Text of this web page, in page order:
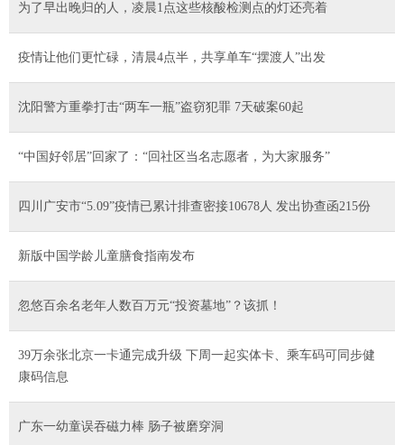
为了早出晚归的人，凌晨1点这些核酸检测点的灯还亮着
疫情让他们更忙碌，清晨4点半，共享单车“摆渡人”出发
沈阳警方重拳打击“两车一瓶”盗窃犯罪 7天破案60起
“中国好邻居”回家了：“回社区当名志愿者，为大家服务”
四川广安市“5.09”疫情已累计排查密接10678人 发出协查函215份
新版中国学龄儿童膳食指南发布
忽悠百余名老年人数百万元“投资墓地”？该抓！
39万余张北京一卡通完成升级 下周一起实体卡、乘车码可同步健
康码信息
广东一幼童误吞磁力棒 肠子被磨穿洞